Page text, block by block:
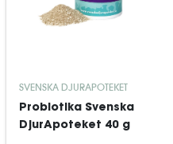
SVENSKA DJURAPOTEKET
Probiotika Svenska
DjurApoteket 40 g